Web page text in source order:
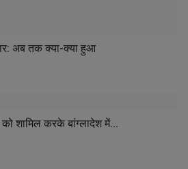
अब तक क्या-क्या हुआ
शामिल करके बांग्लादेश में...